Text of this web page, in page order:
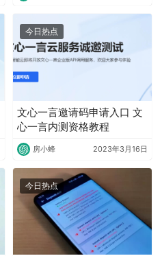
今日热点
文心一言邀请码申请入口 文
心一言内测资格教程
房小蜂 2023年3月16日
今日热点